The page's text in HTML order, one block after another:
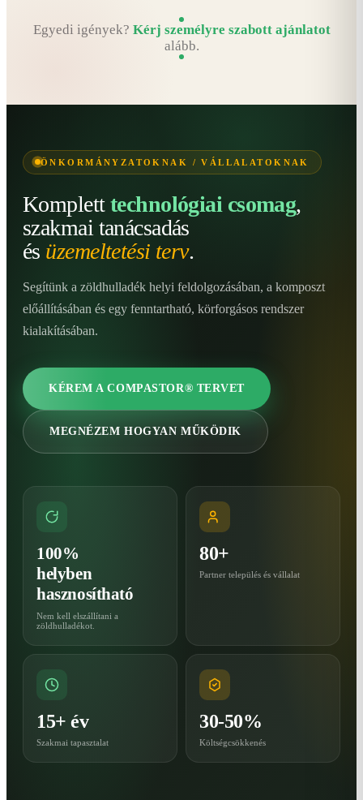
Egyedi igények? Kérj személyre szabott ajánlatot
alább.
ÖNKORMÁNYZATOKNAK / VÁLLALATOKNAK
Kompletttechnológiai csomag,
szakmai tanácsadás
és üzemeltetési terv.
Segítünk a zöldhulladék helyi feldolgozásában, a komposzt
előállításában és egy fenntartható, körforgásos rendszer
kialakításában.
KÉREM A COMPASTOR® TERVET
MEGNÉZEM HOGYAN MŰKÖDIK
100%
helyben
hasznosítható
Nem kell elszállítani a
zöldhulladékot.
80+
Partner település és vállalat
15+ év
Szakmai tapasztalat
30-50%
Költségcsökkenés